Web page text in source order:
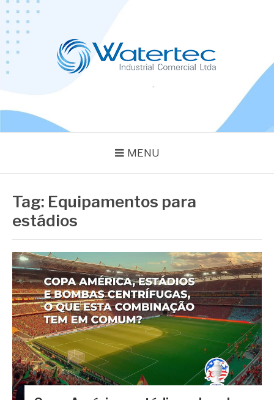
Pular
para
conteúdo
MENU
Tag: Equipamentos para
estádios